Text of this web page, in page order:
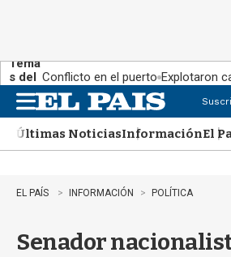
Tema
s del
día:
Conflicto en el puerto Explotaron
n
uÚltimas NoticiasInformaciónEl
EL PAÍS INFORMACIÓN POLÍTICA
Senador